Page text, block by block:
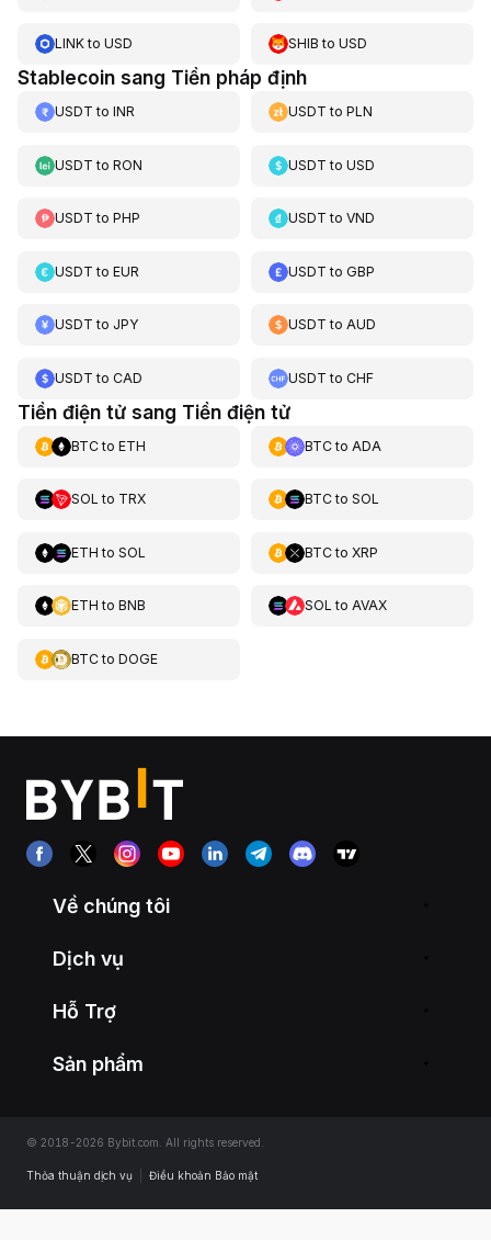
LINKto USD SHIB toUSD
Stablecoin sang Tiền pháp định
USDT to INR USDT toPLN
USDT to RON USDT toUSD
USDT to PHP USDT toVND
USDT to EUR USDT toGBP
USDT to JPY USDT toAUD
USDT to CAD USDT toCHF
Tiền điện tử sang Tiền điện tử
BTCto ETH BTCto ADA
SOL to TRX BTCto SOL
ETH to SOL BTCto XRP
ETH to BNB SOL to AVAX
BTCto DOGE
Về chúng tôi
Dịch vụ
Hỗ Trợ
Sản phẩm
© 2018-2026 Bybit.com. All rights reserved.
Thỏa thuận dịch vụ Điều khoản Bảo mật